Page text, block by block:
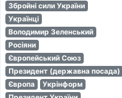
Збройні сили України
Українці
Володимир Зеленський
Росіяни
Європейський Союз
Президент (державна посада)
Європа
Укрінформ